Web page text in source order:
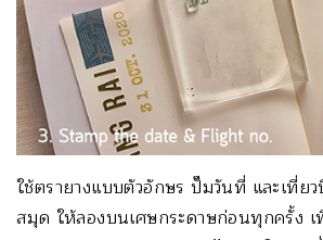
ใช้ตรายางแบบตัวอักษร ปั๊มวันที่ และเที่ย
สมุด ให้ลองบนเศษกระดาษก่อนทุกครั้ง เ